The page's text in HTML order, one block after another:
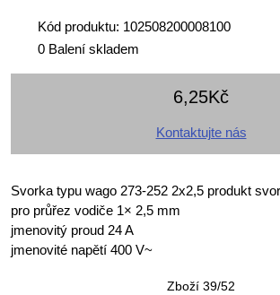
Kód produktu: 102508200008100
0 Balení skladem
6,25Kč
Kontaktujte nás
Svorka typu wago 273-252 2x2,5 produkt
pro průřez vodiče 1× 2,5 mm
jmenovitý proud 24 A
jmenovité napětí 400 V~
Zboží 39/52